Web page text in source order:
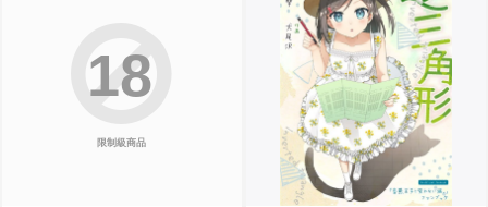
限制級商品
18